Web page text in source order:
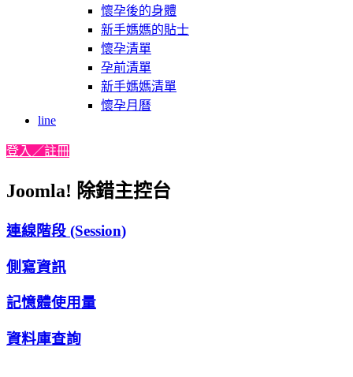
懷孕後的身體
新手媽媽的貼士
懷孕清單
孕前清單
新手媽媽清單
懷孕月曆
line
登入／註冊
Joomla! 除錯主控台
連線階段 (Session)
側寫資訊
記憶體使用量
資料庫查詢